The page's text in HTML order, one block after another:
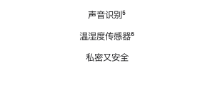
声音识别脚
⁵
温湿度传感器脚
⁶
私密又安全